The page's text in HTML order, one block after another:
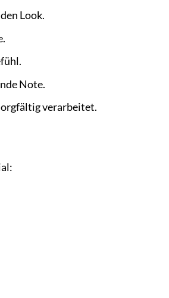
Look.
Note.
verarbeitet.